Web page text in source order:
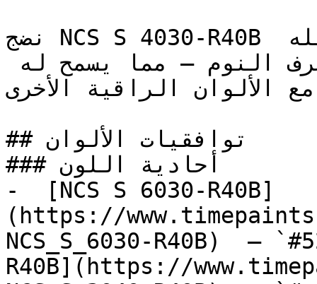
نضج NCS S 4030-R40B في هذه الدرجة المتوسطة يجعله
الألوان الراقية الأخرى.
## توافقيات الألوان
### أحادية اللون
-  [NCS S 6030-R40B]
(https://
NCS_S_6030-R40B)  —
R40B](https://